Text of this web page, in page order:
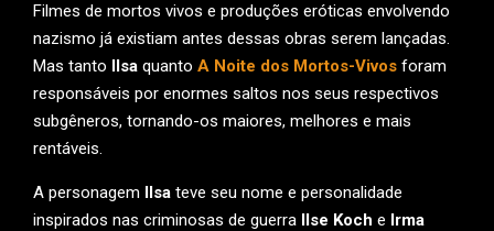
Filmes de mortos vivos e produções eróticas envolvendo
nazismo já existiam antes dessas obras serem lançadas.
Mas tanto Ilsa quanto A Noite dos Mortos-Vivos foram
responsáveis por enormes saltos nos seus respectivos
subgêneros, tornando-os maiores, melhores e mais
rentáveis.
A personagem Ilsa teve seu nome e personalidade
inspirados nas criminosas de guerra Ilse Koch e Irma